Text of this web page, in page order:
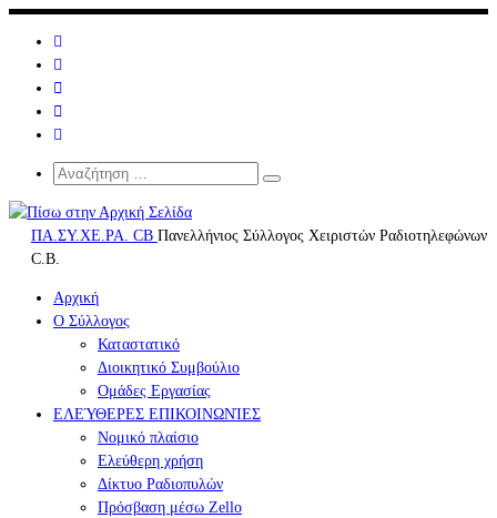
Μετάβαση
περιεχόμενο
Search
Αναζήτηση
Αναζήτηση
ΠΑ.ΣΥ.ΧΕ.ΡΑ. CB Πανελλήνιος Σύλλογος Χειριστών Ραδιοτηλεφώνων
C.B.
Αρχική
Ο Σύλλογος
Καταστατικό
Διοικητικό Συμβούλιο
Ομάδες Εργασίας
ΕΛΕΎΘΕΡΕΣ ΕΠΙΚΟΙΝΩΝΊΕΣ
Νομικό πλαίσιο
Ελεύθερη χρήση
Δίκτυο Ραδιοπυλών
Πρόσβαση μέσω Zello